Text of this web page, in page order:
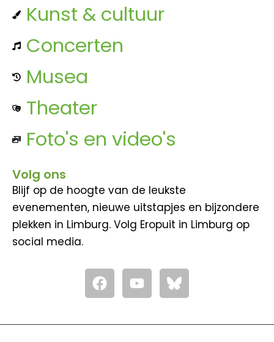
Kunst & cultuur
Concerten
Musea
Theater
Foto's en video's
Volg ons
Blijf op de hoogte van de leukste
evenementen, nieuwe uitstapjes en bijzondere
plekken in Limburg. Volg Eropuit in Limburg op
social media.
F
a
c
e
Y
o
u
t